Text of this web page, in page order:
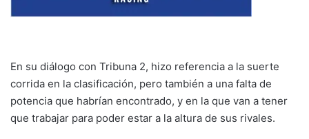
En su diálogo con Tribuna 2, hizo referencia a la suerte
corrida en la clasificación, pero también a una falta de
potencia que habrían encontrado, y en la que van a tener
que trabajar para poder estar a la altura de sus rivales.